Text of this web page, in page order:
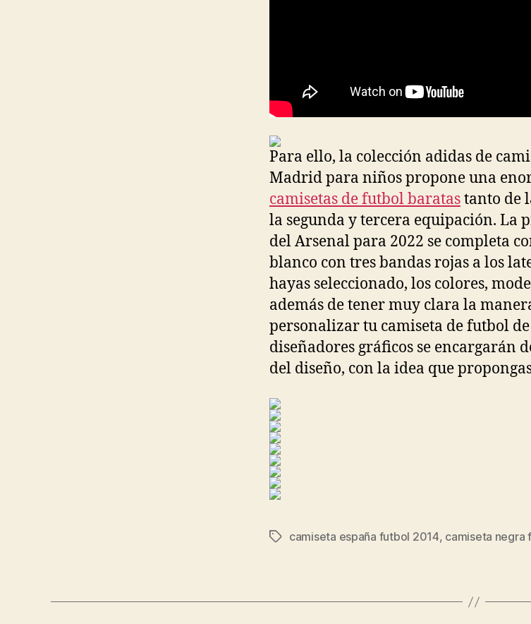
Para ello, la colección adidas de
Madrid para niños propone una
camisetas de futbol baratastanto de
la segunda y tercera equipación. La
del Arsenal para 2022 se completa
blanco con tres bandas rojas a los
hayas seleccionado, los colores,
además de tener muy clara la
personalizar tu camiseta de futbol
diseñadores gráficos se encargarán
del diseño, con la idea que
Etiquetas
camiseta españa futbol 2014, camiseta negra